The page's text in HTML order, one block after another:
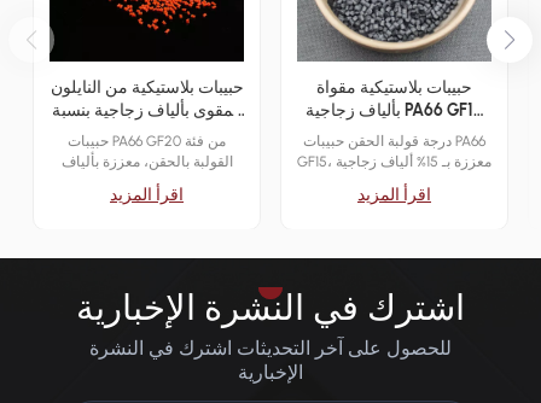
حبيبات بلاستيكية من النايلون
المقوى بألياف زجاجية بنسبة
20% PA66 GF20 حبيبات PA66 GF20 من فئة
القولبة بالحقن، معززة بألياف
الصدمات والقوة الميكانيكية.
الصعبة. توريد مباشر من المصنع
مع ألوان قابلة للتخصيص لتلبية
اقرأ المزيد
حبيبات بلاستيكية مقواة
بألياف زجاجية PA66 GF15
درجة قولبة الحقن حبيبات PA66
GF15، معززة بـ 15% ألياف زجاجية
لتعزيز مقاومة الصدمات والقوة
الميكانيكية. مثالي ل قطع غيار
المصنع مباشرة مع خيارات قابلة
للتخصيص متاحة لتلبية احتياجات
اقرأ المزيد
اشترك في النشرة الإخبارية
للحصول على آخر التحديثات اشترك في النشرة
الإخبارية